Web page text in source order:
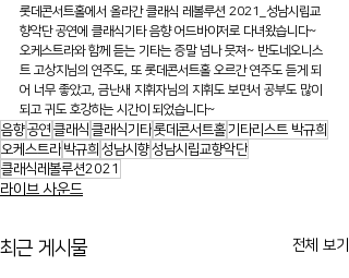
롯데콘서트홀에서 올라간 클래식 레볼루션 2021_성남시립교
향악단 공연에 클래식기타 음향 어드바이저로 다녀왔습니다~
오케스트라와 함께 듣는 기타는 증말 넘나 믓져~ 반도네오니스
트 고상지님의 연주도, 또 롯데콘서트홀 오르간 연주도 듣게 되
어 너무 좋았고, 금난새 지휘자님의 지휘도 보면서 공부도 많이
되고 귀도 호강하는 시간이 되었습니다~
음향공연 클래식 클래식기타롯데콘서트홀기타리스트 박규희
오케스트라 박규희 성남시향성남시립교향악단
클래식레볼루션2021
라이브 사운드
최근 게시물 전체 보기